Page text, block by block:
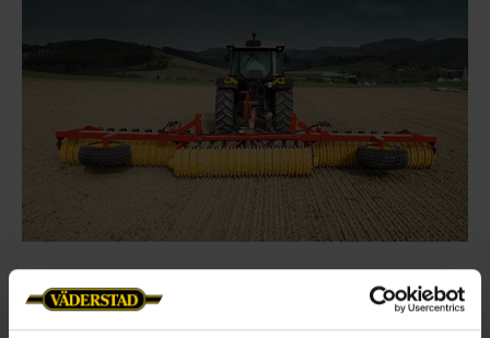
Rollex 450-620